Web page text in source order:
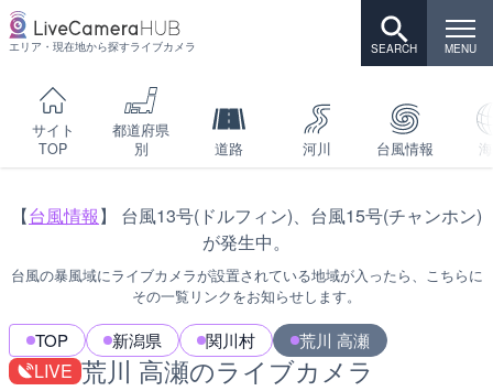
エリア・現在地から探すライブカメラ
サイト
TOP
都道府県
別
道路 河川 台風情報
【台風情報】 台風13号(ドルフィン)、台風15号(チャンホン)
が発生中。
台風の暴風域にライブカメラが設置されている地域が入ったら、こちらに
その一覧リンクをお知らせします。
TOP 新潟県 関川村 荒川 高瀬
LIVE 荒川 高瀬のライブカメラ